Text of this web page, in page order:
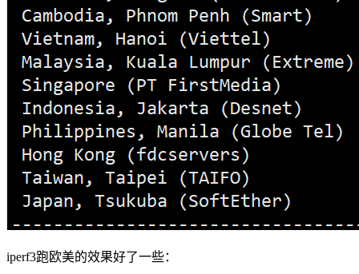
iperf3跑欧美的效果好了一些：